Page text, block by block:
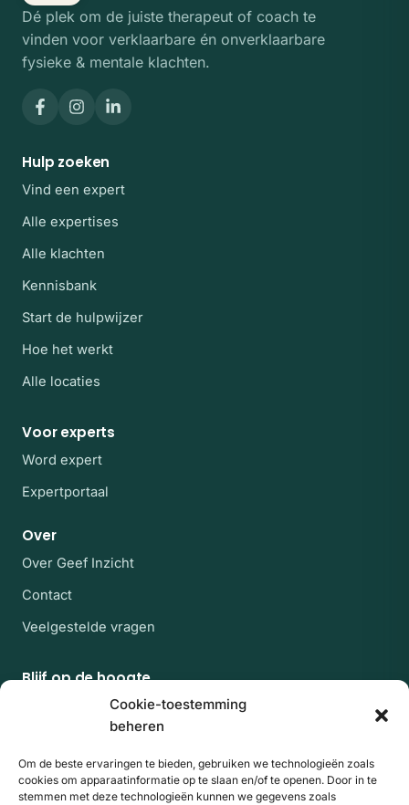
Cookie-toestemming
beheren
Om de beste ervaringen te bieden, gebruiken we technologieën zoals
cookies om apparaatinformatie op te slaan en/of te openen. Door in te
stemmen met deze technologieën kunnen we gegevens zoals
Dé plek om de juiste therapeut of coach te
vinden voor verklaarbare én onverklaarbare
fysieke & mentale klachten.
Hulp zoeken
Vind een expert
Alle expertises
Alle klachten
Kennisbank
Start de hulpwijzer
Hoe het werkt
Alle locaties
Voor experts
Word expert
Expertportaal
Over
Over Geef Inzicht
Contact
Veelgestelde vragen
Blijf op de hoogte
Af en toe een rustige mail met nieuwe experts en
artikelen uit de kennisbank. Geen spam, uitschrijven
E-mailadres
Aanmelden
Website